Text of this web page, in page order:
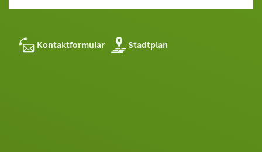
Kontaktformular Stadtplan